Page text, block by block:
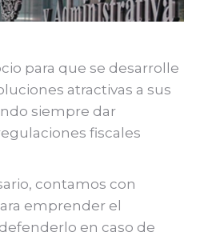
para que se desarrolle
atractivas a sus
siempre dar
fiscales
contamos con
emprender el
en caso de